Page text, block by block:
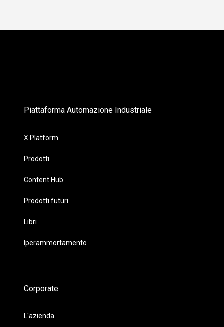
Piattaforma Automazione Industriale
X Platform
Prodotti
Content Hub
Prodotti futuri
Libri
Iperammortamento
Corporate
L'azienda